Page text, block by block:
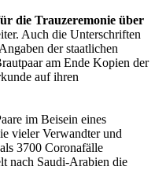
ür die Trauzeremonie über
Auch die Unterschriften
der staatlichen
am Ende Kopien der
auf ihren
im Beisein eines
vieler Verwandter und
3700 Coronafälle
nach Saudi-Arabien die